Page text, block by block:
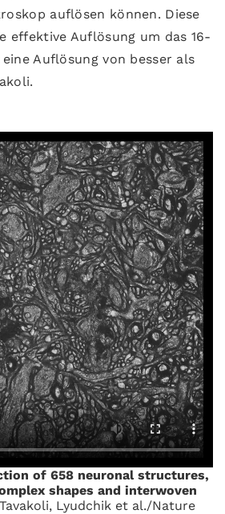
auflösen können. Diese
effektive Auflösung um das 16-
Auflösung von besser als
of 658 neuronal structures,
shapes and interwoven
Lyudchik et al./Nature